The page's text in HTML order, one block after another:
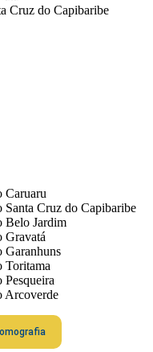
Cruz do Capibaribe
Caruaru
Cruz do Capibaribe
Belo Jardim
Gravatá
Toritama
Arcoverde